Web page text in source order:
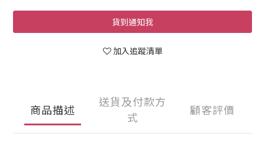
貨到通知我
加入追蹤清單
商品描述
送貨及付款方
式
顧客評價